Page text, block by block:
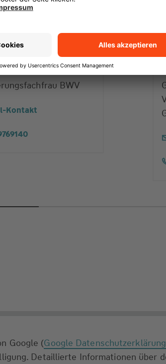
Staudenmaier
BWV
Kontakt
Google (Google Datenschutzerklärung
Detaillierte Informationen über